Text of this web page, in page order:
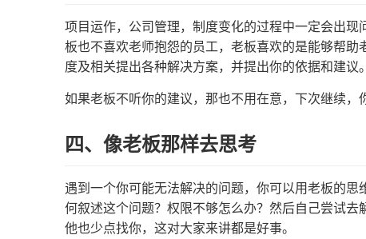
项目运作，公司管理，制度变化的过程中一定会出
板也不喜欢老师抱怨的员工，老板喜欢的是能够帮
度及相关提出各种解决方案，并提出你的依据和建议。
如果老板不听你的建议，那也不用在意，下次继续，
四、像老板那样去思考
遇到一个你可能无法解决的问题，你可以用老板的
何叙述这个问题？权限不够怎么办？然后自己尝试去
他也少点找你，这对大家来讲都是好事。